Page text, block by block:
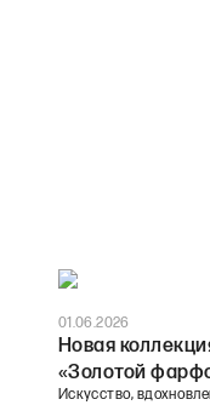
01.06.2026
Новая
«Золотой
Искусство,